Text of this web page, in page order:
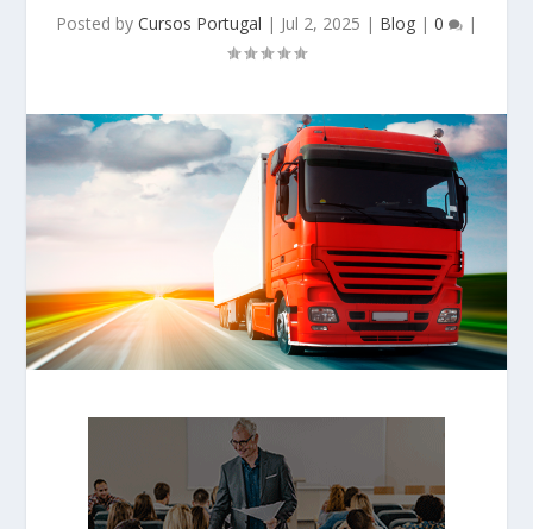
Posted by Cursos Portugal | Jul 2, 2025 | Blog | 0 |